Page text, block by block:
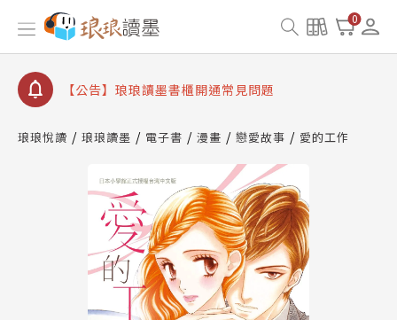
0
查詢
【公告】琅琅讀墨數位閱讀資產合併與書櫃開通申請
【公告】琅琅讀墨書櫃開通常見問題
【公告】琅琅書店服務升級重要說明及資產合併結果
【公告】琅琅讀墨數位閱讀資產合併與書櫃開通申請
琅琅悅讀 琅琅讀墨 電子書 漫畫 戀愛故事 愛的工作